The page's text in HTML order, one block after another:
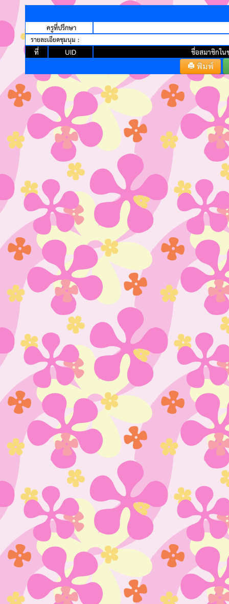
ครูที่ปรึกษา
รายละเอียดชุมนุม :
ที่ UID ชื่อสมาชิกใ
พิมพ์